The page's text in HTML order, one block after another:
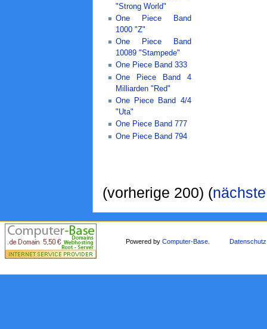
"Strong World"
One Piece Band
1000 "Z"
One Piece Band
10089 "Stampede"
One Piece Band 333
One Piece Band 4
Milliarden "Red"
One Piece Band 4/4
"Uta"
One Piece Band 777
One Piece Band 794
(vorherige 200) (
Powered byComputer-Base Datenschutz